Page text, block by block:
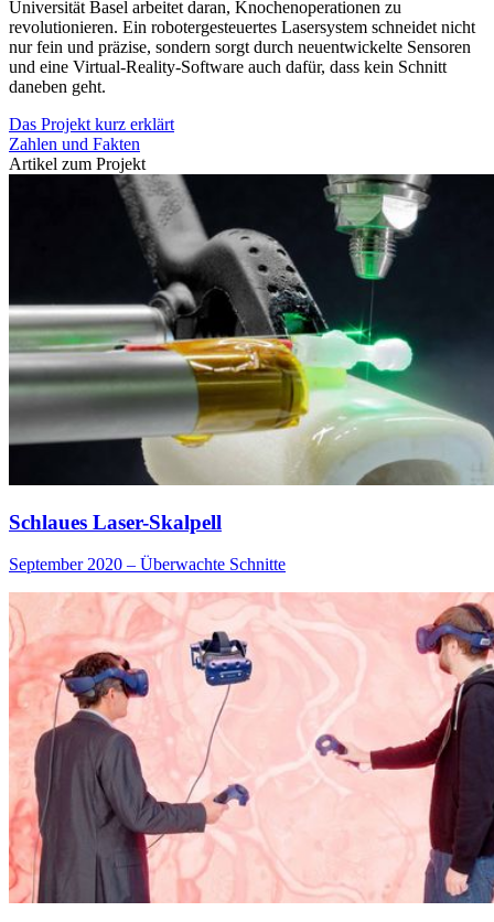
Universität Basel arbeitet daran, Knochenoperationen zu
revolutionieren. Ein robotergesteuertes Lasersystem schneidet nicht
nur fein und präzise, sondern sorgt durch neuentwickelte Sensoren
und eine Virtual-Reality-Software auch dafür, dass kein Schnitt
daneben geht.
Das Projekt kurz erklärt
Zahlen und Fakten
Artikel zum Projekt
Schlaues Laser-Skalpell
September 2020 – Überwachte Schnitte